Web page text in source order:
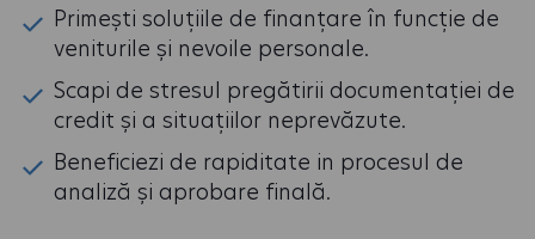
Primești soluțiile de finanțare în funcție de
veniturile și nevoile personale.
Scapi de stresul pregătirii documentației de
credit și a situațiilor neprevăzute.
Beneficiezi de rapiditate in procesul de
analiză și aprobare finală.